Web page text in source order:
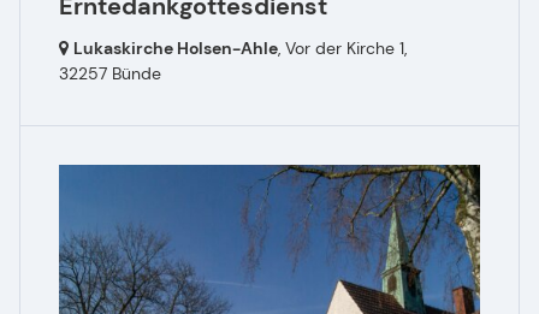
Lukaskirche Holsen-Ahle, Vor der Kirche 1,
32257 Bünde